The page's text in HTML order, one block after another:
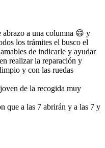
abrazo a una columna 😄 y
los trámites el busco el
de indicarle y ayudar
realizar la reparación y
y con las ruedas
de la recogida muy
que a las 7 abrirán y a las 7 y